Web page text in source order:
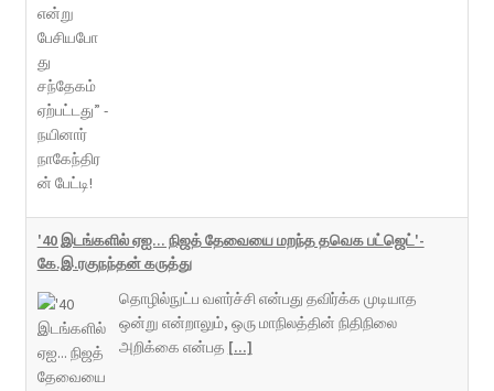
'40 இடங்களில் ஏஐ... நிஜத் தேவையை மறந்த தவெக பட்ஜெட்'-
கே.இ.ரகுநந்தன் கருத்து
தொழில்நுட்ப வளர்ச்சி என்பது தவிர்க்க முடியாத
ஒன்று என்றாலும், ஒரு மாநிலத்தின் நிதிநிலை
அறிக்கை என்பத [...]